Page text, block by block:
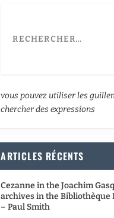
vous pouvez utiliser les
chercher des expressions
ARTICLES RÉCENTS
Cezanne in the Joachim
archives in the Bibliothèque
– Paul Smith